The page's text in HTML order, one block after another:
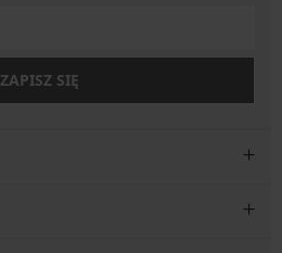
ZAPISZ SIĘ